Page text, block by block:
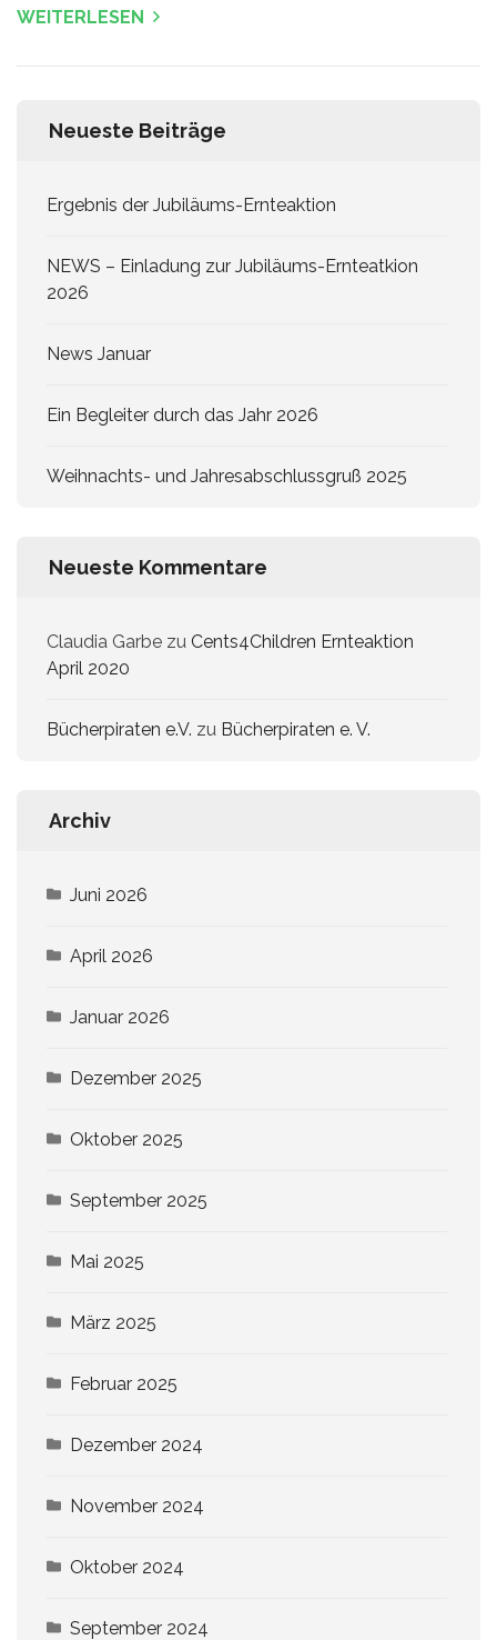
WEITERLESEN
Neueste Beiträge
Ergebnis der Jubiläums-Ernteaktion
NEWS – Einladung zur Jubiläums-Ernteatkion
2026
News Januar
Ein Begleiter durch das Jahr 2026
Weihnachts- und Jahresabschlussgruß 2025
Neueste Kommentare
Claudia Garbe zu Cents4Children Ernteaktion
April 2020
Bücherpiraten e.V. zu Bücherpiraten e. V.
Archiv
Juni 2026
April 2026
Januar 2026
Dezember 2025
Oktober 2025
September 2025
Mai 2025
März 2025
Februar 2025
Dezember 2024
November 2024
Oktober 2024
September 2024